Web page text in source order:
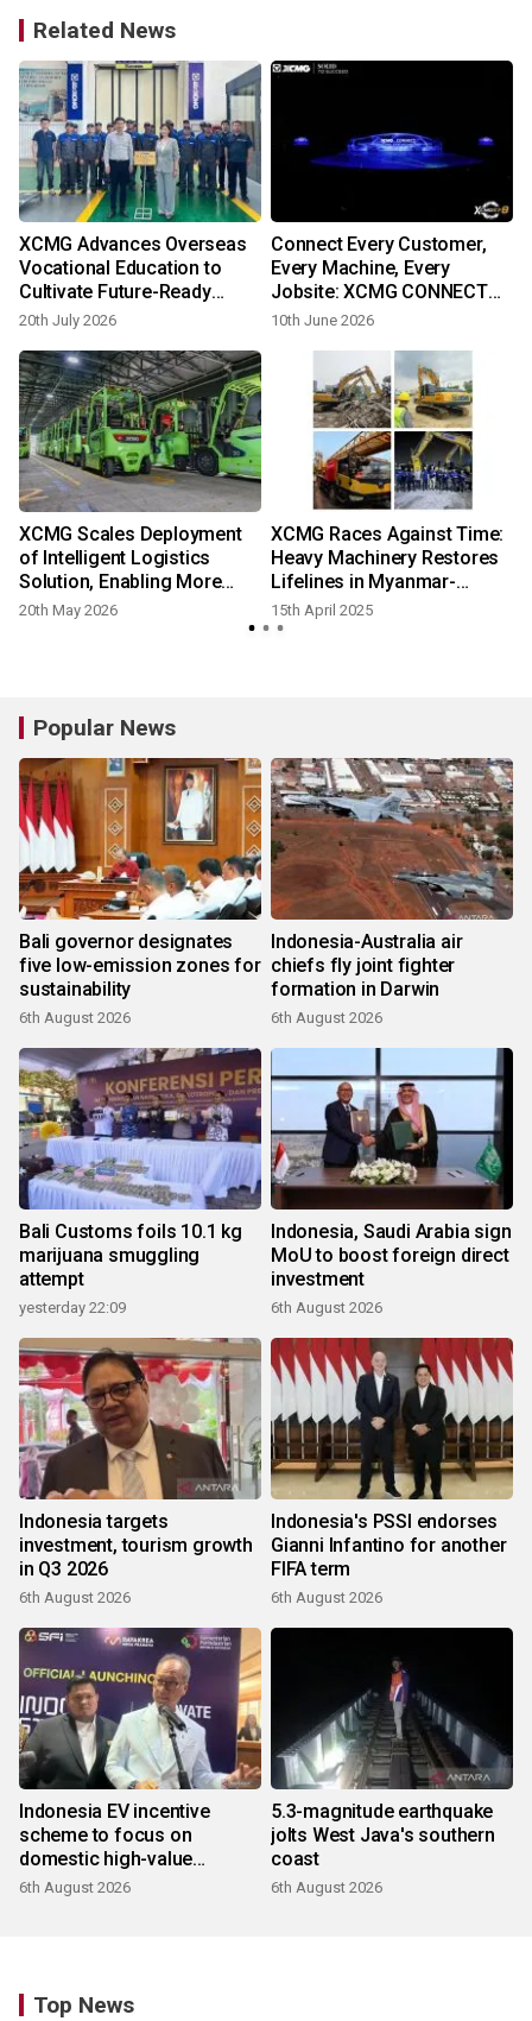
Related News
XCMG Advances Overseas
Vocational Education to
Cultivate Future-Ready
Talent on World Youth Skills
20th July 2026
Connect Every Customer,
Every Machine, Every
Jobsite: XCMG CONNECT
Reshapes Industrial Service
10th June 2026
XCMG Scales Deployment
of Intelligent Logistics
Solution, Enabling More
Efficient
20th May 2026
XCMG Races Against Time:
Heavy Machinery Restores
Lifelines in Myanmar-
Thailand Earthquake Rescue
15th April 2025
Popular News
Bali governor designates
five low-emission zones for
sustainability
6th August 2026
Indonesia-Australia air
chiefs fly joint fighter
formation in Darwin
6th August 2026
Bali Customs foils 10.1 kg
marijuana smuggling
attempt
yesterday 22:09
Indonesia, Saudi Arabia sign
MoU to boost foreign direct
investment
6th August 2026
Indonesia targets
investment, tourism growth
in Q3 2026
6th August 2026
Indonesia's PSSI endorses
Gianni Infantino for another
FIFA term
6th August 2026
Indonesia EV incentive
scheme to focus on
domestic high-value
products
6th August 2026
5.3-magnitude earthquake
jolts West Java's southern
coast
6th August 2026
Top News